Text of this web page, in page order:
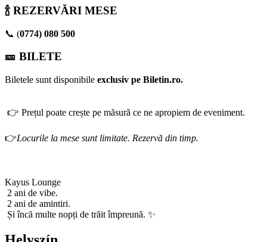
🍾 REZERVĂRI MESE
📞 (0774) 080 500
🎫 BILETE
Biletele sunt disponibile exclusiv pe Biletin.ro.
👉 Prețul poate crește pe măsură ce ne apropiem de eveniment.
👉Locurile la mese sunt limitate. Rezervă din timp.
Kayus Lounge
2 ani de vibe.
2 ani de amintiri.
Și încă multe nopți de trăit împreună. ✨